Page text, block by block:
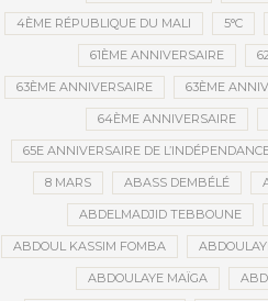
4ÈME RÉPUBLIQUE DU MALI 5°C
61ÈME ANNIVERSAIRE
63ÈME ANNIVERSAIRE 63ÈME
64ÈME ANNIVERSAIRE
65E ANNIVERSAIRE DE
8 MARS ABASS DEMBÉLÉ
ABDELMADJID TEBBOUNE
ABDOUL KASSIM FOMBA
ABDOULAYE MAÏGA